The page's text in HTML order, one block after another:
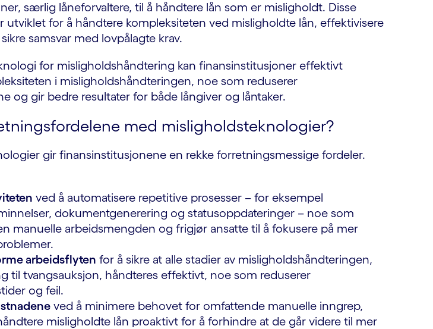
særlig låneforvaltere, til å håndtere lån som er misligholdt. Disse
utviklet for å håndtere kompleksiteten ved misligholdte lån, effektivisere
samsvar med lovpålagte krav.
for misligholdshåndtering kan finansinstitusjoner effektivt
i misligholdshåndteringen, noe som reduserer
og gir bedre resultater for både långiver og låntaker.
med misligholdsteknologier?
gir finansinstitusjonene en rekke forretningsmessige fordeler.
ved å automatisere repetitive prosesser – for eksempel
dokumentgenerering og statusoppdateringer – noe som
manuelle arbeidsmengden og frigjør ansatte til å fokusere på mer
arbeidsflyten for å sikre at alle stadier av misligholdshåndteringen,
til tvangsauksjon, håndteres effektivt, noe som reduserer
og feil.
ved å minimere behovet for omfattende manuelle inngrep,
misligholdte lån proaktivt for å forhindre at de går videre til mer